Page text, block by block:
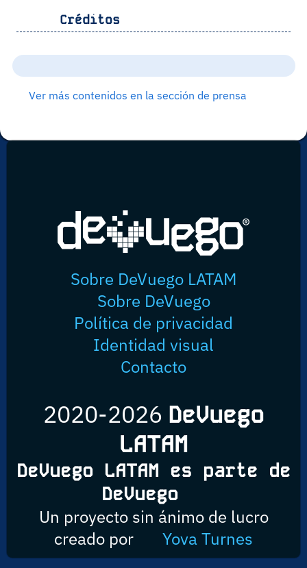
Créditos
Ver más contenidos en la sección de prensa
Sobre DeVuego LATAM
Sobre DeVuego
Política de privacidad
Identidad visual
Contacto
2020-2026 DeVuego
LATAM
DeVuego LATAM es parte de
DeVuego
Un proyecto sin ánimo de lucro
creado por
Yova Turnes